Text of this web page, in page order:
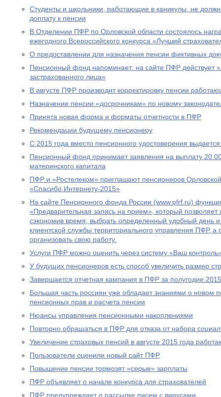
Студенты и школьники, работающие в каникулы, не
доплату к пенсии
В Отделении ПФР по Орловской области состоялось
ежегодного Всероссийского конкурса «Лучший
О предоставлении для назначения пенсии фиктивных
Пенсионный фонд напоминает: на сайте ПФР действует
застрахованного лица»
В августе ПФР производит корректировку пенсии
Назначение пенсии «досрочникам» по новому
Принята новая форма и форматы отчетности в ПФР
Рекомендации будущему пенсионеру
С 2015 года вместо пенсионного удостоверения выдается
Пенсионный фонд принимает заявления на выплату 20
материнского капитала
ПФР и «Ростелеком» приглашают пенсионеров Орловской
«Спасибо Интернету-2015»
На сайте Пенсионного фонда России (www.pfrf.ru)
«Предварительная запись на прием», который
сэкономив время, выбрать определенный удобный день
клиентской службы территориального управления ПФР,
организовать свою работу.
Услуги ПФР можно оценить через систему «Ваш
У будущих пенсионеров есть способ увеличить размер
Завершается отчетная кампания в ПФР за полугодие
Большая часть россиян уже обладает знаниями о новом
пенсионных прав и расчета пенсии
Нюансы управления пенсионными накоплениями
Повторно обращаться в ПФР для отказа от набора
Увеличение страховых пенсий в августе 2015 года
Пользователи оценили новый сайт ПФР
Повышение пенсии тормозят «серые» зарплаты
ПФР объявляет о начале конкурса для страхователей
ПФР предупреждает о рассылке писем с вирусами